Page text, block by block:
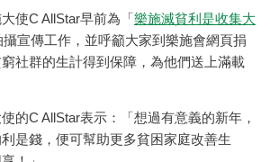
使C AllStar早前為「 樂施滅貧利是收集大
攝宣傳工作，並呼籲大家到樂施會網頁捐
社群的生計得到保障，為他們送上滿載
的C AllStar表示：「想過有意義的新年，
是錢，便可幫助更多貧困家庭改善生